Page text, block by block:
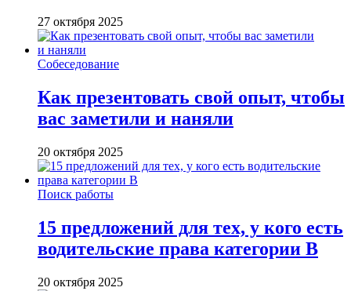
27 октября 2025
Собеседование
Как презентовать свой опыт, чтобы
вас заметили и наняли
20 октября 2025
Поиск работы
15 предложений для тех, у кого есть
водительские права категории В
20 октября 2025